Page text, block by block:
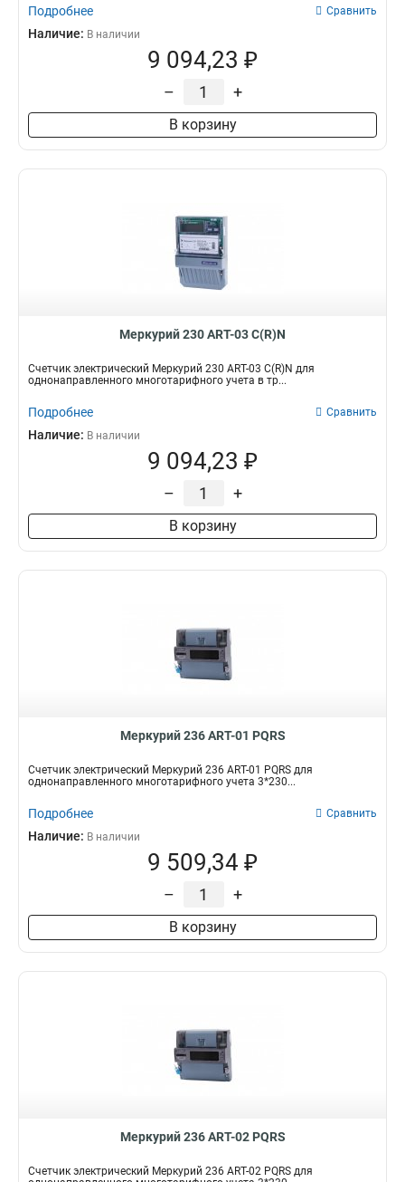
Подробнее Сравнить
Наличие: В наличии
9 094,23 ₽
– +
В корзину
Меркурий 230 АRT-03 С(R)N
Счетчик электрический Меркурий 230 АRT-03 С(R)N для
однонаправленного многотарифного учета в тр...
Подробнее Сравнить
Наличие: В наличии
9 094,23 ₽
– +
В корзину
Меркурий 236 АRT-01 PQRS
Счетчик электрический Меркурий 236 АRT-01 PQRS для
однонаправленного многотарифного учета 3*230...
Подробнее Сравнить
Наличие: В наличии
9 509,34 ₽
– +
В корзину
Меркурий 236 АRT-02 PQRS
Счетчик электрический Меркурий 236 АRT-02 PQRS для